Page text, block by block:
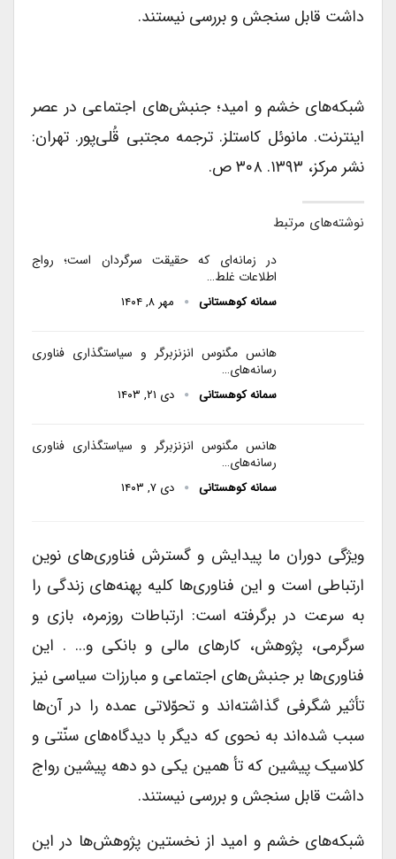
داشت قابل سنجش و بررسی نیستند.
شبکه‌های خشم و امید؛ جنبش‌های اجتماعی در عصر
اینترنت. مانوئل کاستلز. ترجمه مجتبی قُلی‌پور. تهران:
نشر مرکز، ۱۳۹۳. ۳۰۸ ص.
نوشته‌های مرتبط
در زمانه‌ای که حقیقت سرگردان است؛ رواج
اطلاعات غلط…
سمانه کوهستانی مهر ۸, ۱۴۰۴
هانس مگنوس انزنزبرگر و سیاستگذاری فناوری
رسانه‌های…
سمانه کوهستانی دی ۲۱, ۱۴۰۳
هانس مگنوس انزنزبرگر و سیاستگذاری فناوری
رسانه‌های…
سمانه کوهستانی دی ۷, ۱۴۰۳
ویژگی دوران ما پیدایش و گسترش فناوری‌های نوین
ارتباطی است و این فناوری‌ها کلیه پهنه‌های زندگی را
به سرعت در برگرفته است: ارتباطات روزمره، بازی و
سرگرمی، پژوهش، کارهای مالی و بانکی و… . این
فناوری‌ها بر جنبش‌های اجتماعی و مبارزات سیاسی نیز
تأثیر شگرفی گذاشته‌اند و تحوّلاتی عمده را در آن‌ها
سبب شده‌اند به نحوی که دیگر با دیدگاه‌های سنّتی و
کلاسیک پیشین که تأ همین یکی دو دهه پیشین رواج
داشت قابل سنجش و بررسی نیستند.
شبکه‌های خشم و امید از نخستین پژوهش‌ها در این